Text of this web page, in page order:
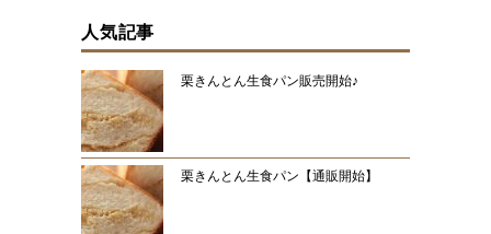
人気記事
栗きんとん生食パン販売開始♪
栗きんとん生食パン【通販開始】